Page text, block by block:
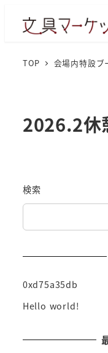
TOP 会場内特設ブ
2026.2休
検索
0xd75a35db
Hello world!